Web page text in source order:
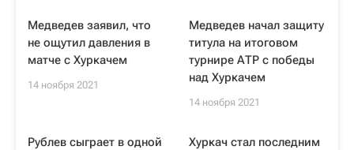
Медведев заявил, что
не ощутил давления в
матче с Хуркачем
14 ноября 2021
Медведев начал защиту
титула на итоговом
турнире АТР с победы
над Хуркачем
14 ноября 2021
Рублев сыграет в одной
Хуркач стал последним